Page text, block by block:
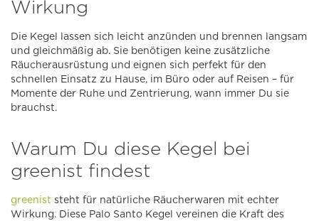
Wirkung
Die Kegel lassen sich leicht anzünden und brennen langsam
und gleichmäßig ab. Sie benötigen keine zusätzliche
Räucherausrüstung und eignen sich perfekt für den
schnellen Einsatz zu Hause, im Büro oder auf Reisen – für
Momente der Ruhe und Zentrierung, wann immer Du sie
brauchst.
Warum Du diese Kegel bei
greenist findest
greenist steht für natürliche Räucherwaren mit echter
Wirkung. Diese Palo Santo Kegel vereinen die Kraft des